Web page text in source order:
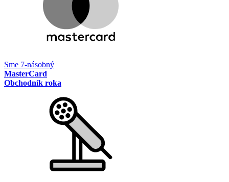
Sme 7-násobný
MasterCard
Obchodník roka